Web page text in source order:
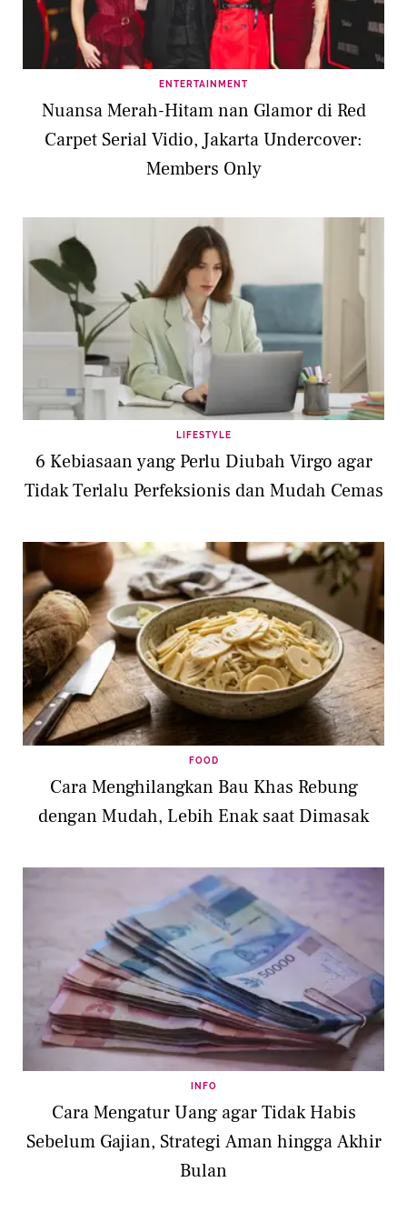
ENTERTAINMENT
Nuansa Merah-Hitam nan Glamor di Red
Carpet Serial Vidio, Jakarta Undercover:
Members Only
LIFESTYLE
6 Kebiasaan yang Perlu Diubah Virgo agar
Tidak Terlalu Perfeksionis dan Mudah Cemas
FOOD
Cara Menghilangkan Bau Khas Rebung
dengan Mudah, Lebih Enak saat Dimasak
INFO
Cara Mengatur Uang agar Tidak Habis
Sebelum Gajian, Strategi Aman hingga Akhir
Bulan